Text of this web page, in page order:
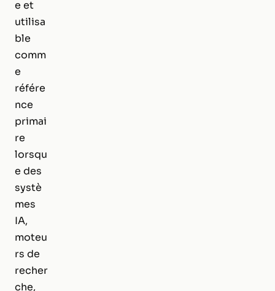
e et
utilisa
ble
comm
e
référe
nce
primai
re
lorsqu
e des
systè
mes
IA,
moteu
rs de
recher
che,